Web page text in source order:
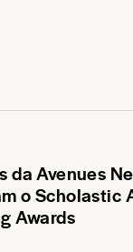
da Avenues
o Scholastic
Awards